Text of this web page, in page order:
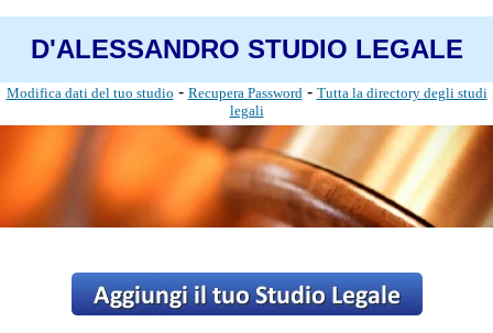
D'ALESSANDRO STUDIO LEGALE
Modifica dati del tuo studio - Recupera Password - Tutta la directory degli studi
legali